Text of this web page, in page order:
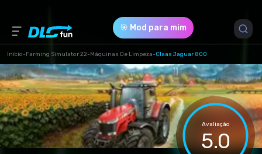
🎯 Mod para mim
Início-Farming Simulator 22-Máquinas De Limpeza-Claas Jaguar 800
Avaliação
5.0
Versão do Jogo *
1.0.0.0
(28dd4d8288e744463eeeed72e775d89d.zip)
Download (33.01 Mb)